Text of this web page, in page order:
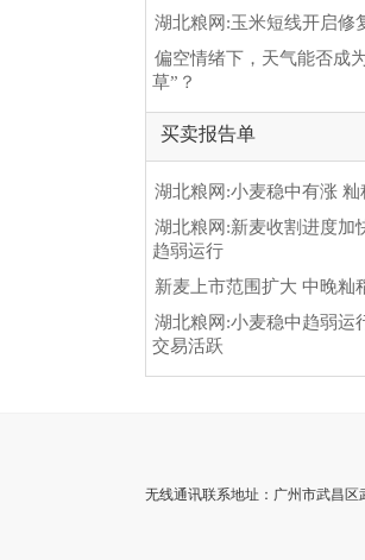
湖北粮网:玉米短线开启修
偏空情绪下，天气能否成
草”？
买卖报告单
湖北粮网:小麦稳中有涨 籼
湖北粮网:新麦收割进度加
趋弱运行
新麦上市范围扩大 中晚籼
湖北粮网:小麦稳中趋弱运
交易活跃
无线通讯联系地址：广州市武昌区